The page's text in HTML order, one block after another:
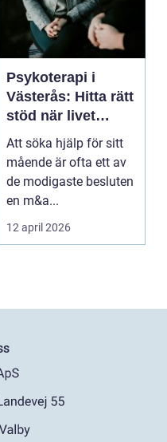
Psykoterapi i
Västerås: Hitta rätt
stöd när livet
skaver
Att söka hjälp för sitt
mående är ofta ett av
de modigaste besluten
en m&a...
12 april 2026